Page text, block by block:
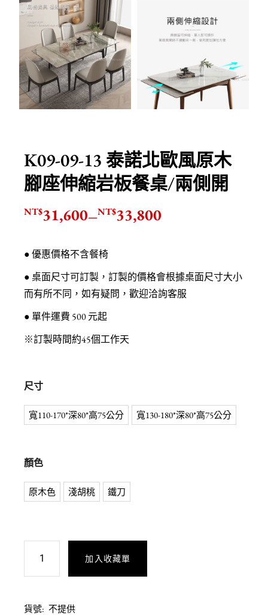
K09-09-13 泰諾北歐風原木
腳座伸縮岩板餐桌/兩側開
NT$31,600–NT$33,800
● 優惠價格不含餐椅
● 桌面尺寸可訂製，訂製的價格會根據桌面尺寸大小
而有所不同，如有疑問，歡迎洽詢客服
● 單件運費 500 元起
※訂製時間約45個工作天
尺寸
寬110-170*深80*高75公分 寬130-180*深80*高75公分
顏色
原木色 淺胡桃 鐵刀
加入收藏單
貨號: 不提供